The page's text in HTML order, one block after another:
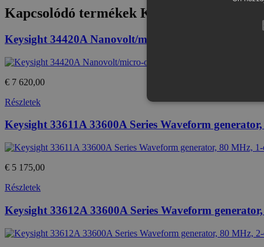
Kapcsolódó termékek Keysight 34161A
Keysight 34420A Nanovolt/micro-ohm meter, 7.5 digit
€ 7 620,00
Részletek
Keysight 33611A 33600A Series Waveform
€ 5 175,00
Részletek
Keysight 33612A 33600A Series Waveform
Az elengedhetetlenül
PHPSESSID